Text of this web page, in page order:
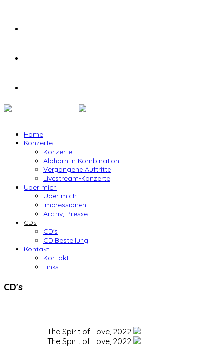
Home
Konzerte
Konzerte
Alphorn in Kombination
Vergangene Auftritte
Livestream-Konzerte
Über mich
Über mich
Impressionen
Archiv, Presse
CDs
CD's
CD Bestellung
Kontakt
Kontakt
Links
CD's
The Spirit of Love, 2022
The Spirit of Love, 2022